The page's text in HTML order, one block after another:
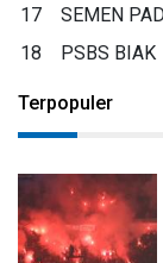
17
SEMEN
18
PSBS BIAK
Terpopuler